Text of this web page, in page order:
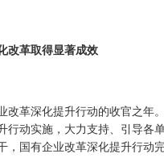
改革取得显著成效
革深化提升行动的收官之年
行动实施，大力支持、引导各
，国有企业改革深化提升行动